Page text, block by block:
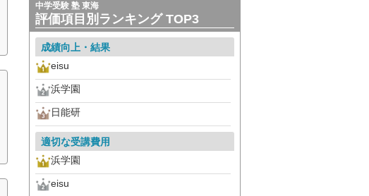
中学受験 塾 東海
評価項目別ランキング TOP3
成績向上・結果
eisu
浜学園
日能研
適切な受講費用
浜学園
eisu